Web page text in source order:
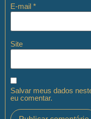
E-mail *
Site
Salvar meus dados
eu comentar.